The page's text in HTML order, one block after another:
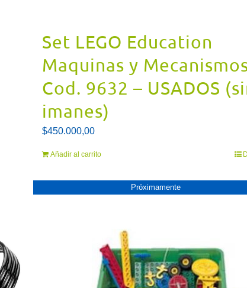
Set LEGO Education
Maquinas y
Cod. 9632 – USADOS
imanes)
$450.000,00
Añadir al carrito
Próximamente
PRóXIMAMENTE